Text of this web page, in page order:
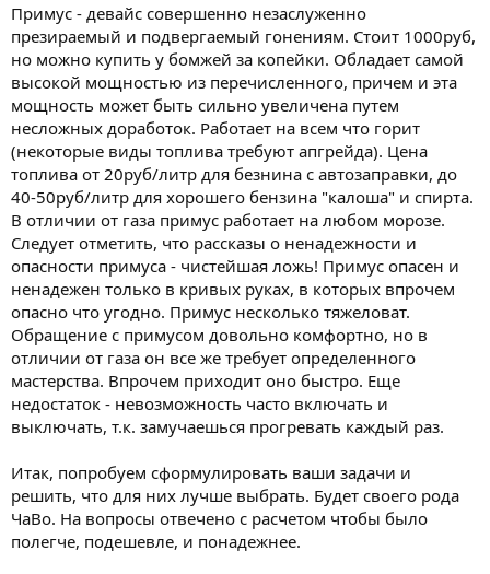
Примус - девайс совершенно незаслуженно
презираемый и подвергаемый гонениям. Стоит 1000руб,
но можно купить у бомжей за копейки. Обладает самой
высокой мощностью из перечисленного, причем и эта
мощность может быть сильно увеличена путем
несложных доработок. Работает на всем что горит
(некоторые виды топлива требуют апгрейда). Цена
топлива от 20руб/литр для безнина с автозаправки, до
40-50руб/литр для хорошего бензина "калоша" и спирта.
В отличии от газа примус работает на любом морозе.
Следует отметить, что рассказы о ненадежности и
опасности примуса - чистейшая ложь! Примус опасен и
ненадежен только в кривых руках, в которых впрочем
опасно что угодно. Примус несколько тяжеловат.
Обращение с примусом довольно комфортно, но в
отличии от газа он все же требует определенного
мастерства. Впрочем приходит оно быстро. Еще
недостаток - невозможность часто включать и
выключать, т.к. замучаешься прогревать каждый раз.
Итак, попробуем сформулировать ваши задачи и
решить, что для них лучше выбрать. Будет своего рода
ЧаВо. На вопросы отвечено с расчетом чтобы было
полегче, подешевле, и понадежнее.